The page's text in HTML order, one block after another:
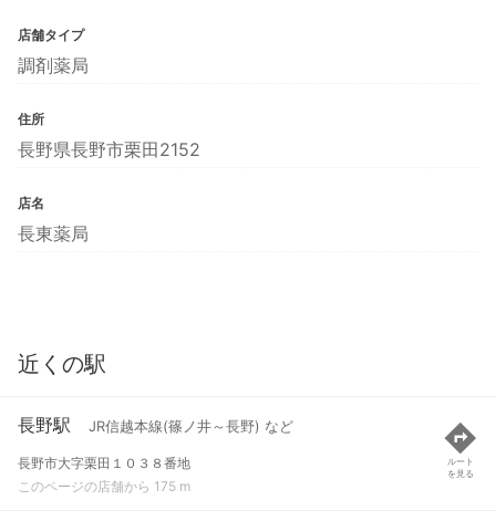
店舗タイプ
調剤薬局
住所
長野県長野市栗田2152
店名
長東薬局
近くの駅
長野駅 JR信越本線(篠ノ井～長野) など
長野市大字栗田１０３８番地
このページの店舗から 175 m
ルート
を見る